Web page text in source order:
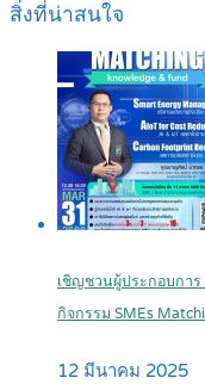
สิ่งที่น่าสนใจ
เชิญชวนผู้ประกอบการ
กิจกรรม SMEs
12 มีนาคม 2025